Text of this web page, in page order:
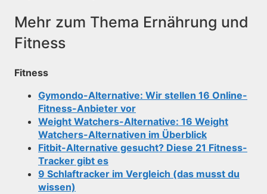
Mehr zum Thema Ernährung und
Fitness
Fitness
Gymondo-Alternative: Wir stellen 16 Online-
Fitness-Anbieter vor
Weight Watchers-Alternative: 16 Weight
Watchers-Alternativen im Überblick
Fitbit-Alternative gesucht? Diese 21 Fitness-
Tracker gibt es
9 Schlaftracker im Vergleich (das musst du
wissen)